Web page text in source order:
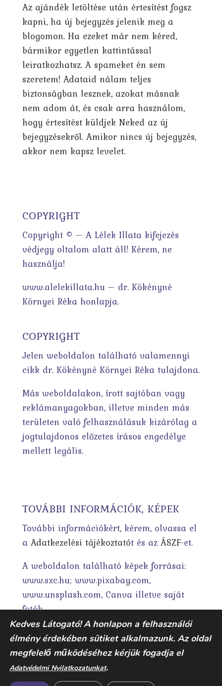
Az ajándék letöltése után értesítést fogsz
kapni, ha új bejegyzés jelenik meg a
blogomon. Ha ezeket már nem kéred,
bármikor egyetlen kattintással
leiratkozhatsz. A spameket én sem
szeretem! Adataid nálam teljes
biztonságban lesznek, azokat másnak
nem adom át, és csak arra használom,
hogy értesítést küldjek Neked az új
bejegyzésekről. Amikor nincs új bejegyzés,
akkor nem kapsz levelet.
COPYRIGHT
Copyright © – A Lélek Illata kifejezés
védjegy oltalom alatt áll! Kérem, ne
használja!
www.alelekillata.hu – dr. Kökényné
Környei Réka honlapja.
COPYRIGHT
Jelen weboldalon található valamennyi
cikk dr. Kökényné Környei Réka tulajdona.
Más weboldalakon, írott sajtóban vagy
reklámanyagokban, illetve minden más
területen való felhasználásuk kizárólag a
jogtulajdonos előzetes írásos engedélye
mellett legális.
TOVÁBBI INFORMÁCIÓK, KÉPEK
További információkért, kérem, olvassa el
a Adatkezelési tájékoztatót és az ÁSZF-et.
A weboldalon található képek forrásai:
www.sxc.hu; www.pixabay.com,
www.unsplash.com, Canva illetve saját
fotók.
Kedves Látogató! A honlapon a felhasználói
élmény érdekében sütiket alkalmazunk. Az oldal
megfelelő működéséhez kérjük fogadja el
Adatvédelmi Nyilatkozatunkat.